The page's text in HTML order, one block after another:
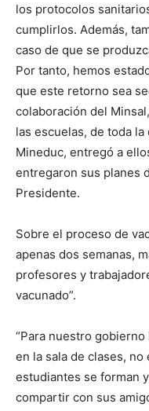
los protocolos
cumplirlos. Además,
caso de que se
Por tanto, hemos
que este retorno sea
colaboración del
las escuelas, de toda
Mineduc, entregó a
entregaron sus planes
Presidente.
Sobre el proceso de
apenas dos semanas,
profesores y
vacunado”.
“Para nuestro gobierno
en la sala de clases,
estudiantes se forman
compartir con sus